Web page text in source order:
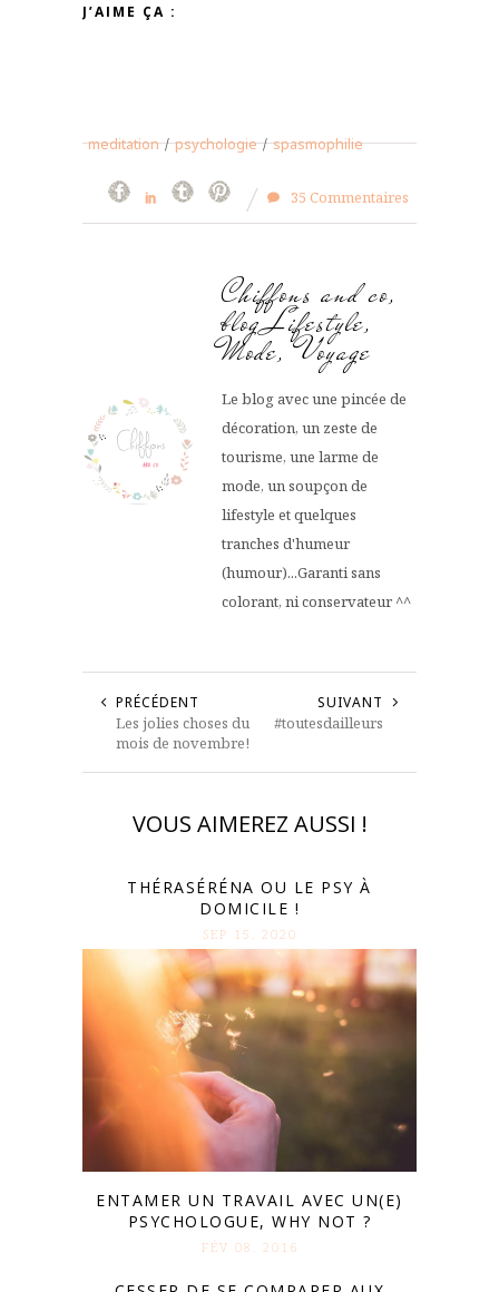
J’AIME ÇA :
meditation / psychologie / spasmophilie
35 Commentaires
Chiffons and co,
blog Lifestyle,
Mode, Voyage
Le blog avec une pincée de
décoration, un zeste de
tourisme, une larme de
mode, un soupçon de
lifestyle et quelques
tranches d'humeur
(humour)...Garanti sans
colorant, ni conservateur ^^
PRÉCÉDENT
Les jolies choses du
mois de novembre!
SUIVANT
#toutesdailleurs
VOUS AIMEREZ AUSSI !
THÉRASÉRÉNA OU LE PSY À
DOMICILE !
SEP 15. 2020
ENTAMER UN TRAVAIL AVEC UN(E)
PSYCHOLOGUE, WHY NOT ?
FÉV 08. 2016